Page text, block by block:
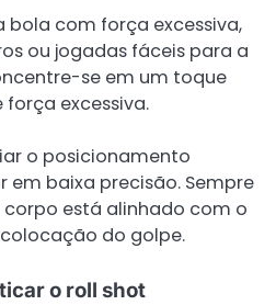
bola com força excessiva,
ou jogadas fáceis para a
se em um toque
excessiva.
o posicionamento
em baixa precisão. Sempre
corpo está alinhado com o
do golpe.
o roll shot